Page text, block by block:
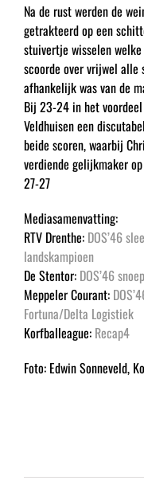
Na de rust werden de
getrakteerd op een
stuivertje wisselen welke
scoorde over vrijwel
afhankelijk was van de
Bij 23-24 in het
Veldhuisen een
beide scoren, waarbij
verdiende gelijkmaker
27-27
Mediasamenvatting:
RTV Drenthe: DOS’46
landskampioen
De Stentor: DOS’46
Meppeler Courant:
Fortuna/Delta Logistiek
Korfballeague: Recap4
Foto: Edwin Sonneveld,